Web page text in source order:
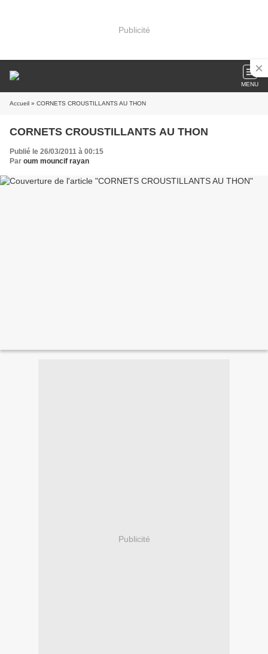
Publicité
MENU
Accueil » CORNETS CROUSTILLANTS AU THON
CORNETS CROUSTILLANTS AU THON
Publié le 26/03/2011 à 00:15
Par oum mouncif rayan
Publicité